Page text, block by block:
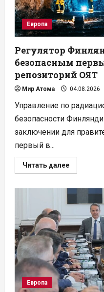
Европа
Регулятор
безопасным
репозиторий ОЯТ
Мир Атома 04.08.2026
Управление по
безопасности
заключении для
первый в...
Читать далееПрочитать
больше
Финляндии
первый
в
мире
ОЯТ
Европа